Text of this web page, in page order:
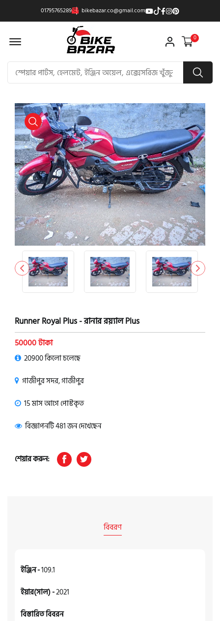
01795765289 bikebazar.co@gmail.com
Offcanvas Menu Open 0
product view
Runner Royal Plus - রানার রয়্যাল Plus
50000 টাকা
20900 কিলো চলেছে
গাজীপুর সদর, গাজীপুর
15 মাস আগে পোস্টকৃত
বিজ্ঞাপনটি 481 জন দেখেছেন
শেয়ার করুন:
বিবরণ
ইঞ্জিন -109.1
ইয়ার(সাল) -2021
বিস্তারিত বিবরন